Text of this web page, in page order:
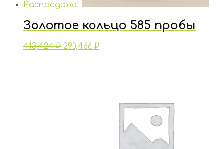
Распродажа!
Золотое кольцо 585 пробы
413,424₽ 290,466 ₽